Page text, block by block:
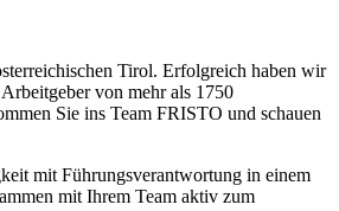
Tirol. Erfolgreich haben wir
von mehr als 1750
Sie ins Team FRISTO und schauen
mit Führungsverantwortung in einem
mit Ihrem Team aktiv zum